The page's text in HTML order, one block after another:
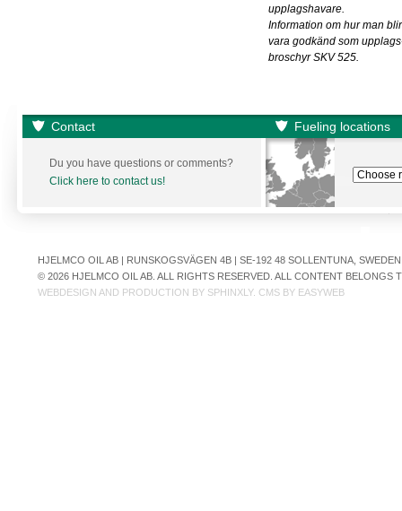
upplagshavare.
Information om hur man
vara godkänd som
broschyr SKV 525.
Contact Fueling locations
Du you have questions or comments?
Click here to contact us!
HJELMCO OIL AB | RUNSKOGSVÄGEN 4B | SE-192 48 SOLLENTUNA,
© 2026 HJELMCO OIL AB. ALL RIGHTS RESERVED. ALL CONTENT
WEBDESIGN AND PRODUCTION BY SPHINXLY. CMS BY EASYWEB